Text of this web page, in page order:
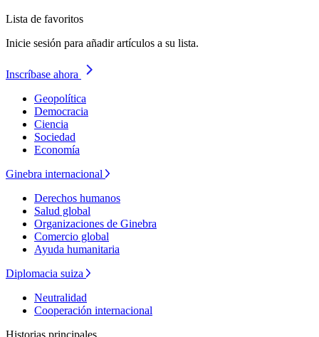
Lista de favoritos
Inicie sesión para añadir artículos a su lista.
Inscríbase ahora
Geopolítica
Democracia
Ciencia
Sociedad
Economía
Ginebra internacional
Derechos humanos
Salud global
Organizaciones de Ginebra
Comercio global
Ayuda humanitaria
Diplomacia suiza
Neutralidad
Cooperación internacional